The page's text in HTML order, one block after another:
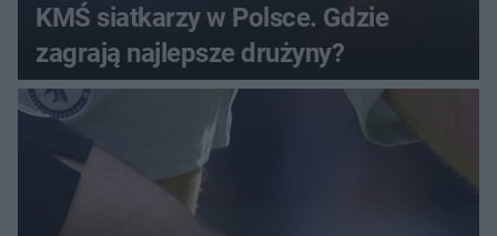
KMŚ siatkarzy w Polsce. Gdzie
zagrają najlepsze drużyny?